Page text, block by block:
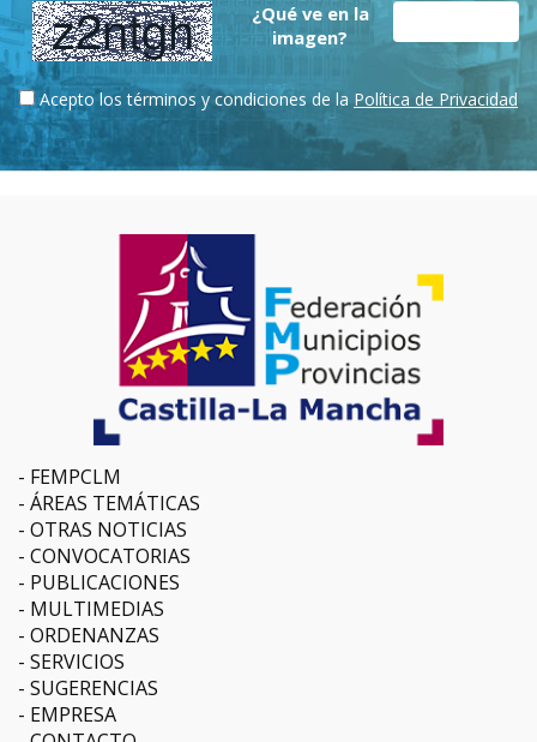
¿Qué ve en la
imagen?
Acepto los términos y condiciones de la Política de Privacidad
FEMPCLM
ÁREAS TEMÁTICAS
OTRAS NOTICIAS
CONVOCATORIAS
PUBLICACIONES
MULTIMEDIAS
ORDENANZAS
SERVICIOS
SUGERENCIAS
EMPRESA